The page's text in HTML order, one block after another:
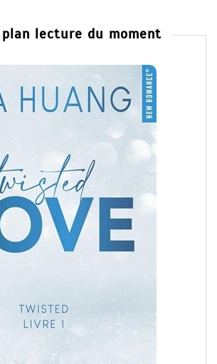
plan lecture du moment